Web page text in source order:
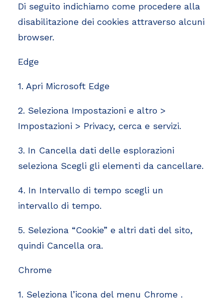
Di seguito indichiamo come procedere alla
disabilitazione dei cookies attraverso alcuni
browser.
Edge
1. Apri Microsoft Edge
2. Seleziona Impostazioni e altro >
Impostazioni > Privacy, cerca e servizi.
3. In Cancella dati delle esplorazioni
seleziona Scegli gli elementi da cancellare.
4. In Intervallo di tempo scegli un
intervallo di tempo.
5. Seleziona “Cookie” e altri dati del sito,
quindi Cancella ora.
Chrome
1. Seleziona l’icona del menu Chrome .